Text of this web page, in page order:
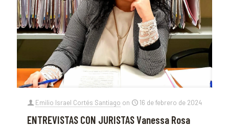
Emilio Israel Cortés Santiago on 16 de febrero de 2024
ENTREVISTAS CON JURISTAS Vanessa Rosa